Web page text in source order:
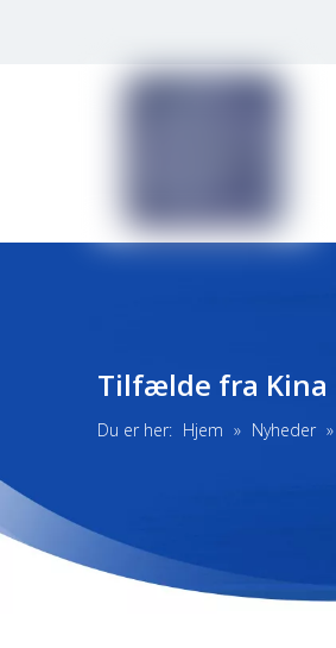
Tilfælde fra Kina
Du er her: Hjem » Nyheder »